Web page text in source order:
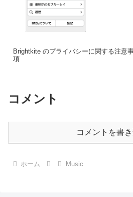
Brightkite のプライバシーに関する注意
項
コメント
コメントを書
ホーム Music